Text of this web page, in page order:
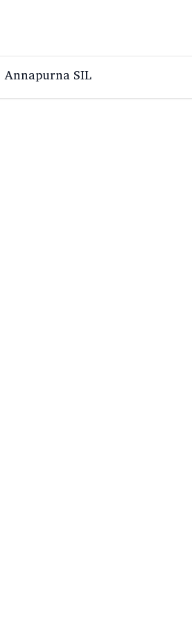
Annapurna SIL